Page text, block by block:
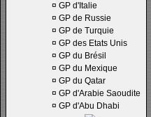
¤ GP d'Italie
¤ GP de Russie
¤ GP de Turquie
¤ GP des Etats Unis
¤ GP du Brésil
¤ GP du Mexique
¤ GP du Qatar
¤ GP d'Arabie Saoudite
¤ GP d'Abu Dhabi